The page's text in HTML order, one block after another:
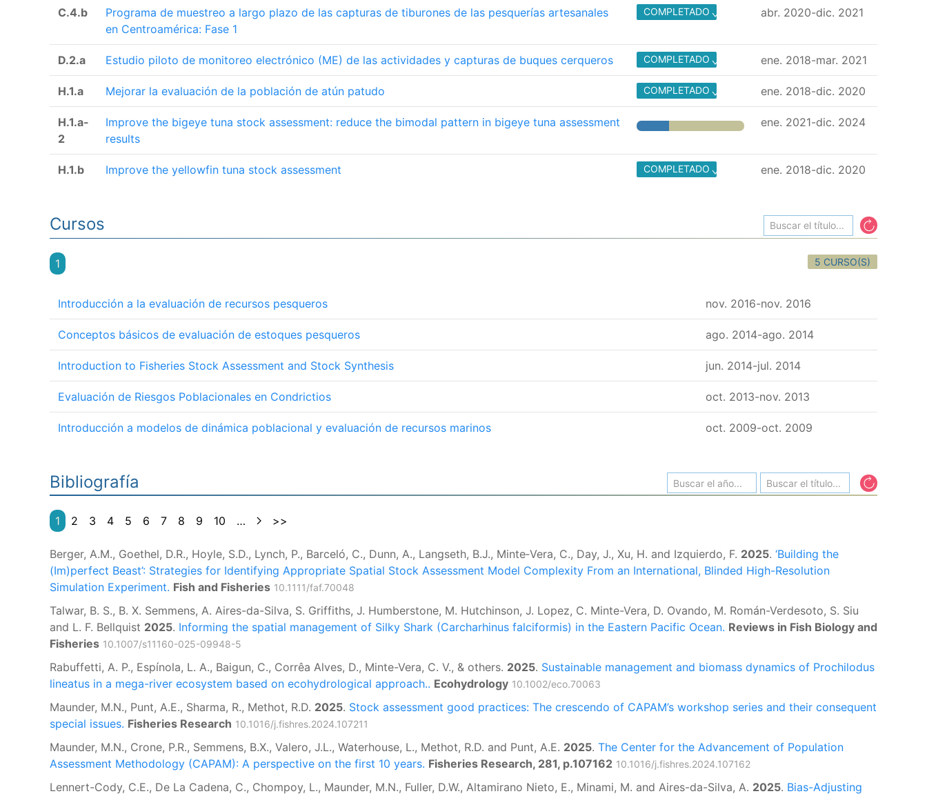
C.4.b
Programa de muestreo a largo plazo de las capturas de tiburones de las pesquerías artesanales
en Centroamérica: Fase 1
COMPLETADO abr. 2020-dic. 2021
D.2.a Estudio piloto de monitoreo electrónico (ME) de las actividades y capturas de buques cerqueros COMPLETADO ene. 2018-mar. 2021
H.1.a Mejorar la evaluación de la población de atún patudo COMPLETADO ene. 2018-dic. 2020
H.1.a-
2
Improve the bigeye tuna stock assessment: reduce the bimodal pattern in bigeye tuna assessment
results
ene. 2021-dic. 2024
H.1.b Improve the yellowfin tuna stock assessment COMPLETADO ene. 2018-dic. 2020
Cursos
1 5 CURSO(S)
Introducción a la evaluación de recursos pesqueros nov. 2016-nov. 2016
Conceptos básicos de evaluación de estoques pesqueros ago. 2014-ago. 2014
Introduction to Fisheries Stock Assessment and Stock Synthesis jun. 2014-jul. 2014
Evaluación de Riesgos Poblacionales en Condrictios oct. 2013-nov. 2013
Introducción a modelos de dinámica poblacional y evaluación de recursos marinos oct. 2009-oct. 2009
Bibliografía
1 2 3 4 5 6 7 8 9 10 … >>
Berger, A.M., Goethel, D.R., Hoyle, S.D., Lynch, P., Barceló, C., Dunn, A., Langseth, B.J., Minte‐Vera, C., Day, J., Xu, H. and Izquierdo, F. 2025. ‘Building the
(Im)perfect Beast’: Strategies for Identifying Appropriate Spatial Stock Assessment Model Complexity From an International, Blinded High-Resolution
Simulation Experiment. Fish and Fisheries 10.1111/faf.70048
Talwar, B. S., B. X. Semmens, A. Aires-da-Silva, S. Griffiths, J. Humberstone, M. Hutchinson, J. Lopez, C. Minte-Vera, D. Ovando, M. Román-Verdesoto, S. Siu
and L. F. Bellquist 2025. Informing the spatial management of Silky Shark (Carcharhinus falciformis) in the Eastern Pacific Ocean. Reviews in Fish Biology and
Fisheries 10.1007/s11160-025-09948-5
Rabuffetti, A. P., Espínola, L. A., Baigun, C., Corrêa Alves, D., Minte-Vera, C. V., & others. 2025. Sustainable management and biomass dynamics of Prochilodus
lineatus in a mega-river ecosystem based on ecohydrological approach.. Ecohydrology 10.1002/eco.70063
Maunder, M.N., Punt, A.E., Sharma, R., Methot, R.D. 2025. Stock assessment good practices: The crescendo of CAPAM’s workshop series and their consequent
special issues. Fisheries Research 10.1016/j.fishres.2024.107211
Maunder, M.N., Crone, P.R., Semmens, B.X., Valero, J.L., Waterhouse, L., Methot, R.D. and Punt, A.E. 2025. The Center for the Advancement of Population
Assessment Methodology (CAPAM): A perspective on the first 10 years. Fisheries Research, 281, p.107162 10.1016/j.fishres.2024.107162
Lennert-Cody, C.E., De La Cadena, C., Chompoy, L., Maunder, M.N., Fuller, D.W., Altamirano Nieto, E., Minami, M. and Aires-da-Silva, A. 2025. Bias-Adjusting